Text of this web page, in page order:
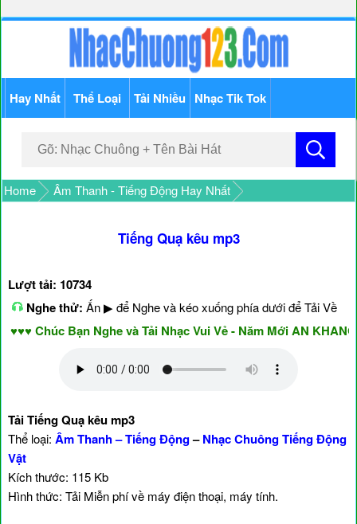
Hay Nhất Thể Loại Tải Nhiều Nhạc Tik Tok
Home Âm Thanh - Tiếng Động Hay Nhất
Tiếng Quạ kêu mp3
Lượt tải: 10734
Nghe thử: Ấn ▶ để Nghe và kéo xuống phía dưới để Tải Về
Chúc Bạn Nghe và Tải Nhạc Vui Vẻ - Năm Mới AN KHANG &
Tải Tiếng Quạ kêu mp3
Thể loại: Âm Thanh – Tiếng Động–Nhạc Chuông Tiếng Động
Vật
Kích thước: 115 Kb
Hình thức: Tải Miễn phí về máy điện thoại, máy tính.